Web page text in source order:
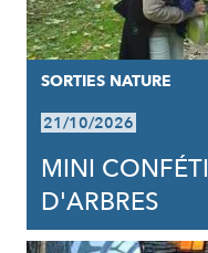
SORTIES NATURE
21/10/2026
MINI
D'ARBRES